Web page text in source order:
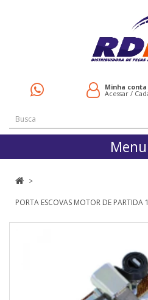
Minha conta
Acessar /
Menu
PORTA ESCOVAS MOTOR DE